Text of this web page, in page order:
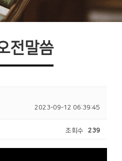
전말씀
2023-09-12 06:39:45
조회수 239